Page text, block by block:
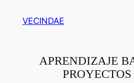
VECINDAE
APRENDIZAJE